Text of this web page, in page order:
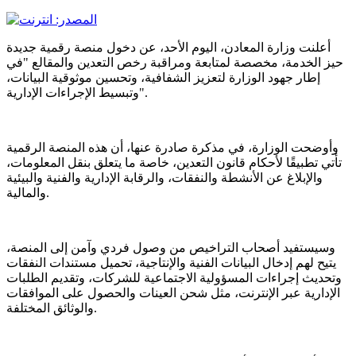
أعلنت وزارة المعادن، اليوم الأحد، عن دخول منصة رقمية جديدة
حيز الخدمة، مخصصة لمتابعة ومراقبة رخص التعدين والمقالع "في
إطار جهود الوزارة لتعزيز الشفافية، وتحسين موثوقية البيانات،
وتبسيط الإجراءات الإدارية".
وأوضحت الوزارة، في مذكرة صادرة عنها، أن هذه المنصة الرقمية
تأتي تطبيقًا لأحكام قانون التعدين، خاصة ما يتعلق بنقل المعلومات،
والإبلاغ عن الأنشطة والنفقات، والرقابة الإدارية والفنية والبيئية
والمالية.
وسيستفيد أصحاب التراخيص من وصول فردي وآمن إلى المنصة،
يتيح لهم إدخال البيانات الفنية والإنتاجية، تحميل مستندات النفقات
وتحديث إجراءات المسؤولية الاجتماعية للشركات، وتقديم الطلبات
الإدارية عبر الإنترنت، مثل شحن العينات والحصول على الموافقات
والوثائق المختلفة.